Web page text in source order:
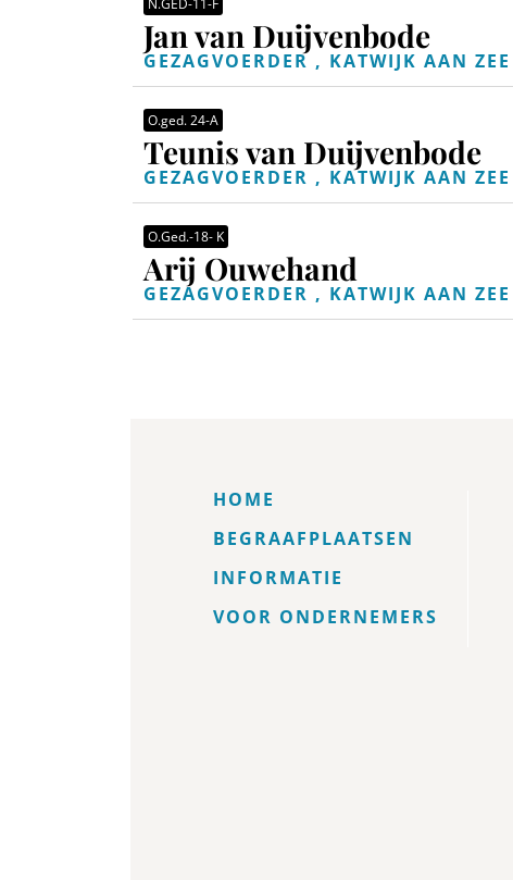
N.GED-11-F
Jan van Duijvenbode
GEZAGVOERDER , KATWIJK AAN ZEE
O.ged. 24-A
Teunis van Duijvenbode
GEZAGVOERDER , KATWIJK AAN ZEE
O.Ged.-18- K
Arij Ouwehand
GEZAGVOERDER , KATWIJK AAN ZEE
HOME
BEGRAAFPLAATSEN
INFORMATIE
VOOR ONDERNEMERS